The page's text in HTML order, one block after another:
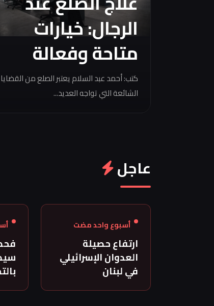
الرجال: خيارات
متاحة وفعالة
كتب: أحمد عبد السلام يعتبر الصلع من القضايا
الشائعة التي تواجه العديد...
عاجل
أسبوع واحد مضت
ارتفاع حصيلة
العدوان الإسرائيلي
في لبنان